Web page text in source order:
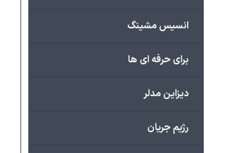
انسیس مشینگ
برای حرفه ای ها
دیزاین مدلر
رژیم جریان